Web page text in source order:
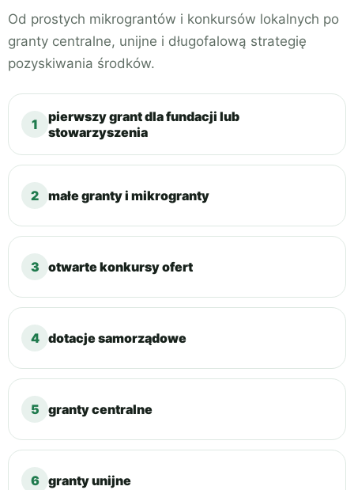
Od prostych mikrograntów i konkursów lokalnych po
granty centralne, unijne i długofalową strategię
pozyskiwania środków.
1
pierwszy grant dla fundacji lub
stowarzyszenia
2 małe granty i mikrogranty
3 otwarte konkursy ofert
4 dotacje samorządowe
5 granty centralne
6 granty unijne